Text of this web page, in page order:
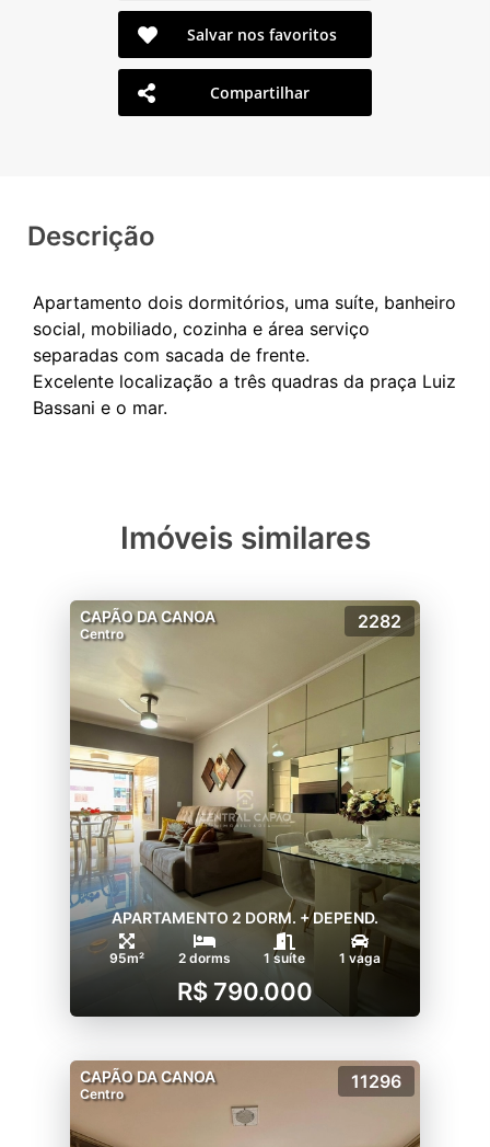
Salvar nos favoritos
Compartilhar
Descrição
Apartamento dois dormitórios, uma suíte, banheiro
social, mobiliado, cozinha e área serviço
separadas com sacada de frente.
Excelente localização a três quadras da praça Luiz
Imóveis similares
CAPÃO DA CANOA
Centro
2282
APARTAMENTO 2 DORM. + DEPEND.
95m² 2 dorms 1 suíte 1 vaga
R$ 790.000
CAPÃO DA CANOA
Centro
11296